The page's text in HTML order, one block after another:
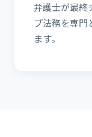
弁護士が最終
プ法務を専門
ます。